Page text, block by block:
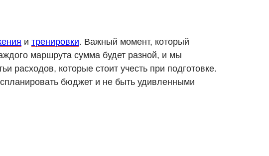
и тренировки. Важный момент, который
маршрута сумма будет разной, и мы
расходов, которые стоит учесть при подготовке.
бюджет и не быть удивленными